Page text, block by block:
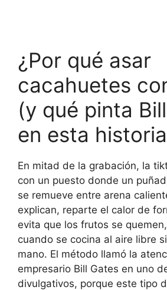
¿Por qué asar
cacahuetes
(y qué pinta
en esta
En mitad de la grabación, la
con un puesto donde un
se remueve entre arena
explican, reparte el calor de
evita que los frutos se
cuando se cocina al aire libre
mano. El método llamó la
empresario Bill Gates en uno
divulgativos, porque este tipo